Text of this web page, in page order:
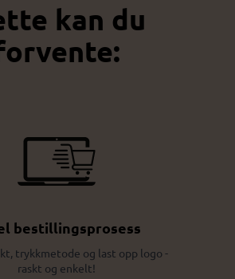
kan du
bestillingsprosess
trykkmetode og last opp logo -
raskt og enkelt!